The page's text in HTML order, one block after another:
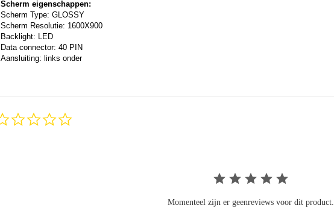
Scherm eigenschappen:
Scherm Type: GLOSSY
Scherm Resolutie: 1600X900
Backlight: LED
Data connector: 40 PIN
Aansluiting: links onder
Momenteel zijn er geenreviews voor dit product.